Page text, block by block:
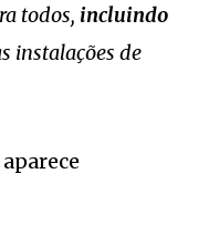
todos, incluindo
instalações de